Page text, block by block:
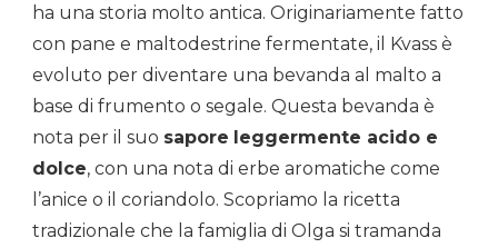
ha una storia molto antica. Originariamente fatto
con pane e maltodestrine fermentate, il Kvass è
evoluto per diventare una bevanda al malto a
base di frumento o segale. Questa bevanda è
nota per il suo sapore leggermente acido e
dolce, con una nota di erbe aromatiche come
l’anice o il coriandolo. Scopriamo la ricetta
tradizionale che la famiglia di Olga si tramanda